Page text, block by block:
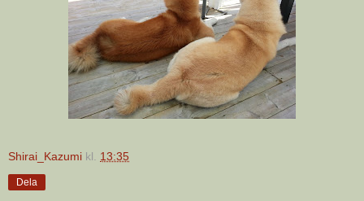
Shirai_Kazumi kl. 13:35
Dela